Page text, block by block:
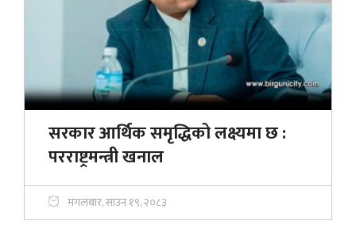
सरकार आर्थिक समृद्धिको लक्ष्यमा छ :
परराष्ट्रमन्त्री खनाल
मंगलबार, साउन १९, २०८३